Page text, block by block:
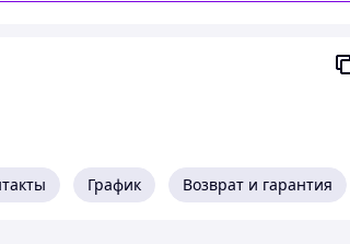
График Возврат и гарантия